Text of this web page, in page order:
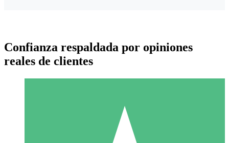
Paquetes de Créditos Individuales
Confianza respaldada por opiniones
reales de clientes